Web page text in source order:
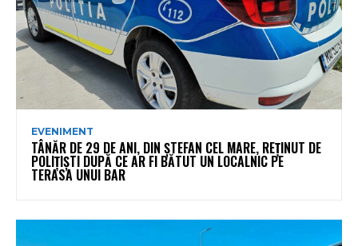
EVENIMENT
TÂNĂR DE 29 DE ANI, DIN ȘTEFAN CEL MARE, REȚINUT DE
POLIȚIȘTI DUPĂ CE AR FI BĂTUT UN LOCALNIC PE
TERASA UNUI BAR